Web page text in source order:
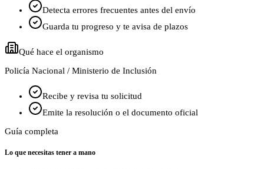
Detecta errores frecuentes antes del envío
Guarda tu progreso y te avisa de plazos
Qué hace el organismo
Policía Nacional / Ministerio de Inclusión
Recibe y revisa tu solicitud
Emite la resolución o el documento oficial
Guía completa
Lo que necesitas tener a mano